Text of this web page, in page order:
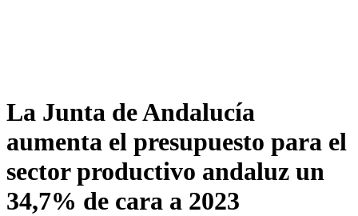
La Junta de Andalucía
aumenta el presupuesto para el
sector productivo andaluz un
34,7% de cara a 2023